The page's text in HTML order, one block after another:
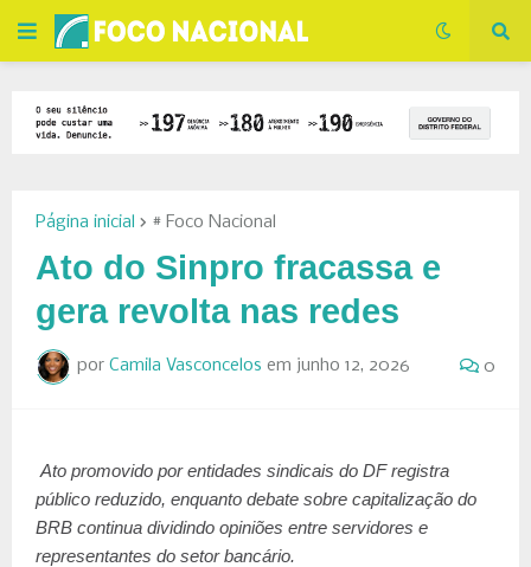
Página inicial # Foco Nacional
Ato do Sinpro fracassa e
gera revolta nas redes
por Camila Vasconcelos em junho 12, 2026 0
Ato promovido por entidades sindicais do DF registra
público reduzido, enquanto debate sobre capitalização do
BRB continua dividindo opiniões entre servidores e
representantes do setor bancário.